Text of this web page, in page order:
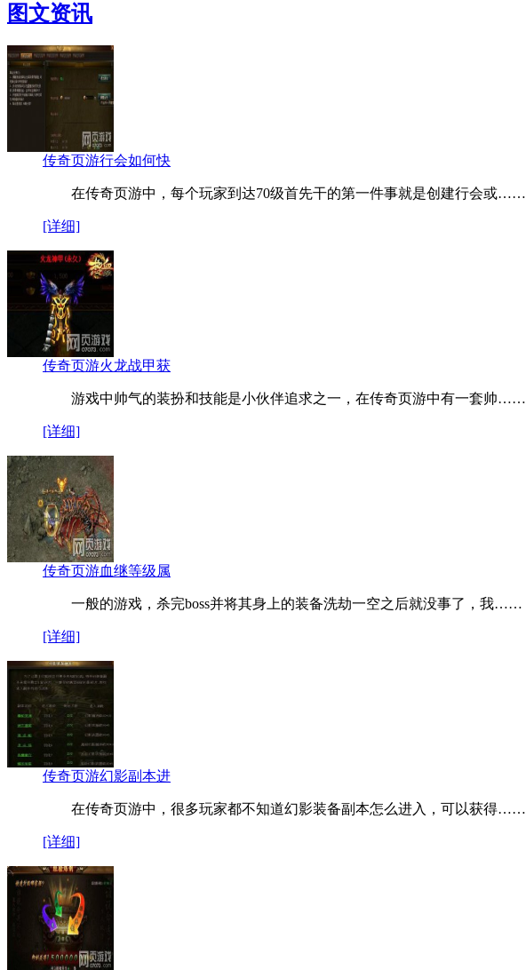
图文资讯
传奇页游行会如何快
在传奇页游中，每个玩家到达70级首先干的第一件事就是创建行会或……
[详细]
传奇页游火龙战甲获
游戏中帅气的装扮和技能是小伙伴追求之一，在传奇页游中有一套帅……
[详细]
传奇页游血继等级属
一般的游戏，杀完boss并将其身上的装备洗劫一空之后就没事了，我……
[详细]
传奇页游幻影副本进
在传奇页游中，很多玩家都不知道幻影装备副本怎么进入，可以获得……
[详细]